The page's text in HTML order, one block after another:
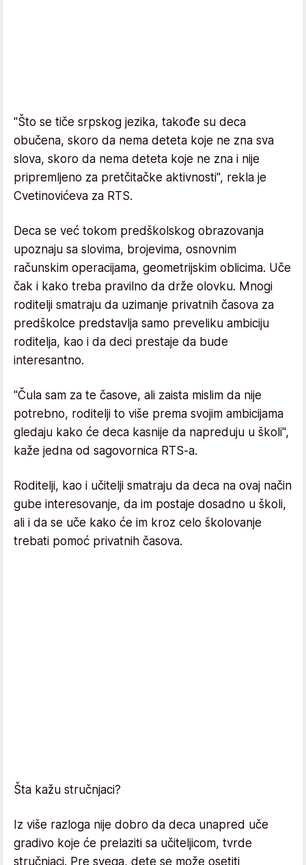
"Što se tiče srpskog jezika, takođe su deca
obučena, skoro da nema deteta koje ne zna sva
slova, skoro da nema deteta koje ne zna i nije
pripremljeno za pretčitačke aktivnosti", rekla je
Cvetinovićeva za RTS.
Deca se već tokom predškolskog obrazovanja
upoznaju sa slovima, brojevima, osnovnim
računskim operacijama, geometrijskim oblicima. Uče
čak i kako treba pravilno da drže olovku. Mnogi
roditelji smatraju da uzimanje privatnih časova za
predškolce predstavlja samo preveliku ambiciju
roditelja, kao i da deci prestaje da bude
interesantno.
"Čula sam za te časove, ali zaista mislim da nije
potrebno, roditelji to više prema svojim ambicijama
gledaju kako će deca kasnije da napreduju u školi",
kaže jedna od sagovornica RTS-a.
Roditelji, kao i učitelji smatraju da deca na ovaj način
gube interesovanje, da im postaje dosadno u školi,
ali i da se uče kako će im kroz celo školovanje
trebati pomoć privatnih časova.
Šta kažu stručnjaci?
Iz više razloga nije dobro da deca unapred uče
gradivo koje će prelaziti sa učiteljicom, tvrde
stručnjaci. Pre svega, dete se može osetiti